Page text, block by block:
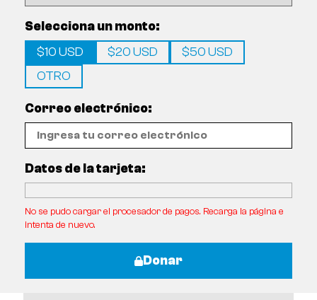
Selecciona un monto:
$10 USD
$20 USD
$50 USD
OTRO
Correo electrónico:
Datos de la tarjeta:
No se pudo cargar el procesador de pagos. Recarga la página e
intenta de nuevo.
Donar